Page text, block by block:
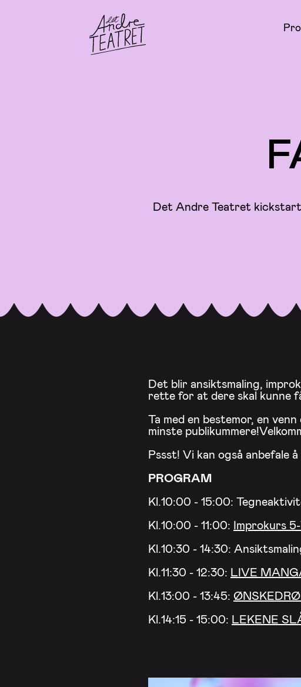
Det Andre Teatret
Det blir ansiktsmaling,
rette for at dere skal kunne
Ta med en bestemor, en
minste
Pssst! Vi kan også anbefale
PROGRAM
Kl.10:00 - 15:00:
Kl.10:00 - 11:00: Improkurs
Kl.10:30 - 14:30:
Kl.11:30 - 12:30: LIVE
Kl.13:00 - 13:45:
Kl.14:15 - 15:00: LEKENE